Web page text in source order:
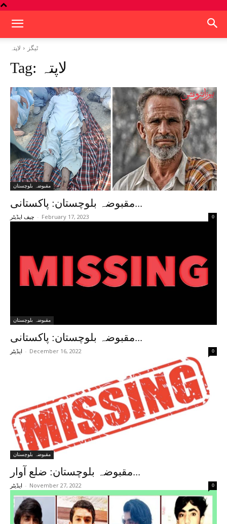
ٹیگز لاپتہ
Tag: لاپتہ
مقبوضہ بلوچستان
مقبوضہ بلوچستان: پاکستانی...
چیف ایڈیٹر - February 17, 2023 0
مقبوضہ بلوچستان
مقبوضہ بلوچستان: پاکستانی...
ایڈیٹر - December 16, 2022 0
مقبوضہ بلوچستان
مقبوضہ بلوچستان: ضلع آوار...
ایڈیٹر - November 27, 2022 0